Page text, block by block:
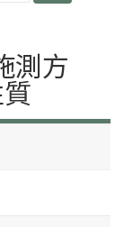
測方